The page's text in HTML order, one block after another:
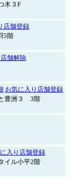
木３F
店舗登録
5階
舗解除
お気に入り店舗登録
豊洲３ 3階
入り店舗登録
イル小平2階